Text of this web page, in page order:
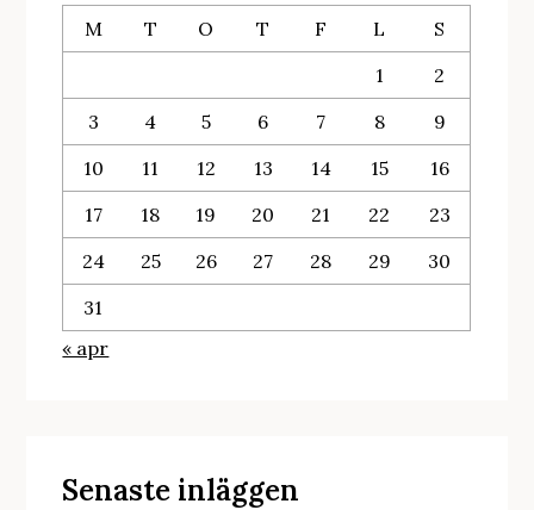
M T O T F L
S
1
2
3
4 5 6 7 8
9
10
11 12 13 14 15
16
17
18 19 20 21 22
23
24
25 26 27 28 29
30
31
« apr
Senaste inläggen